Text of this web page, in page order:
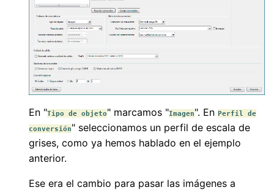
En "Tipo de objeto" marcamos "Imagen". En Perfil de
conversión" seleccionamos un perfil de escala de
grises, como ya hemos hablado en el ejemplo
anterior.
Ese era el cambio para pasar las imágenes a